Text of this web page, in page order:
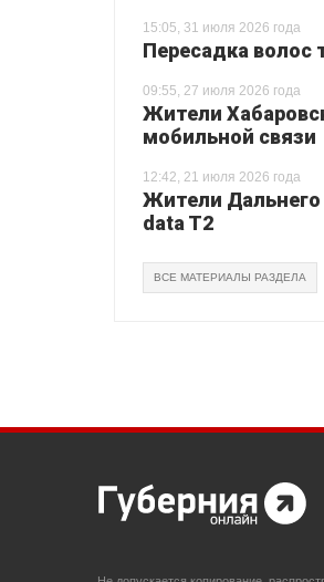
15:05, 31 июля 2026 года
Пересадка волос
09:55, 27 июля 2026 года
Жители
мобильной связи
12:42, 21 июля 2026 года
Жители
data T2
ВСЕ МАТЕРИАЛЫ РАЗДЕЛА